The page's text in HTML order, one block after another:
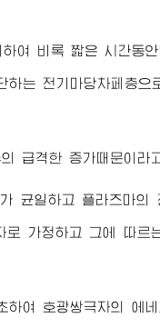
여 비록 짧은 시간동
는 전기마당차페층
급격한 증가때문이라
균일하고 플라즈마의
가정하고 그에 따르
여 호광쌍극자의 에